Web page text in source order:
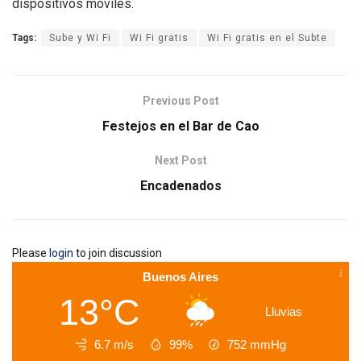
dispositivos móviles.
Tags: Sube y Wi Fi Wi Fi gratis Wi Fi gratis en el Subte
Previous Post
Festejos en el Bar de Cao
Next Post
Encadenados
Please login to join discussion
Buenos Aires
13°C Lluvias
6.7 m/s 99% 752 mmHg